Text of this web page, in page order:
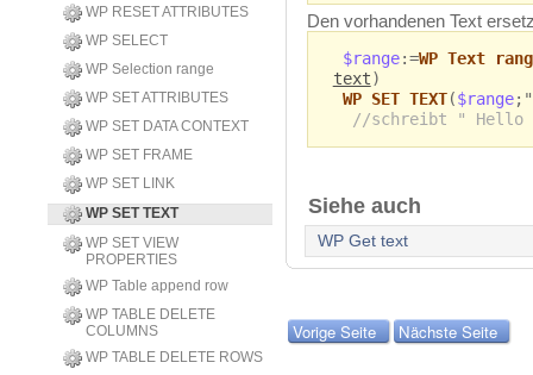
WP RESET ATTRIBUTES
WP SELECT
WP Selection range
WP SET ATTRIBUTES
WP SET DATA CONTEXT
WP SET FRAME
WP SET LINK
WP SET TEXT
WP SET VIEW
PROPERTIES
WP Table append row
WP TABLE DELETE
COLUMNS
WP TABLE DELETE ROWS
Den vorhandenen Text
$range:=WP Text
text)
WP SET TEXT($range;"
//schreibt " Hello
Siehe auch
WP Get text
Vorige Seite Nächste Seite